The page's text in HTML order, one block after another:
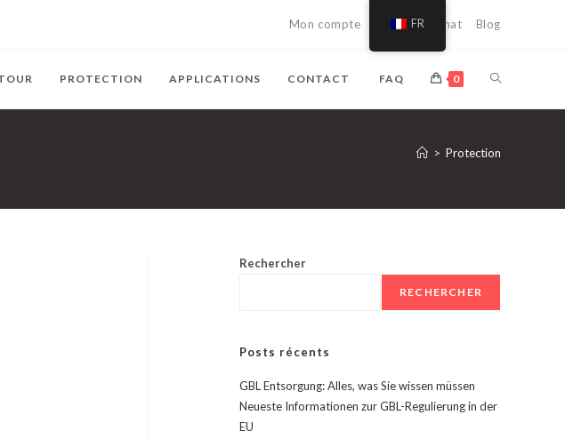
Mon compte Chariot d'achat Blog
PROTECTION APPLICATIONS CONTACT FAQ 0 RECHERCHE
> Protection
Rechercher
RECHERCHER
Posts récents
GBL Entsorgung: Alles, was Sie wissen müssen
Neueste Informationen zur GBL-Regulierung in der
EU
FR